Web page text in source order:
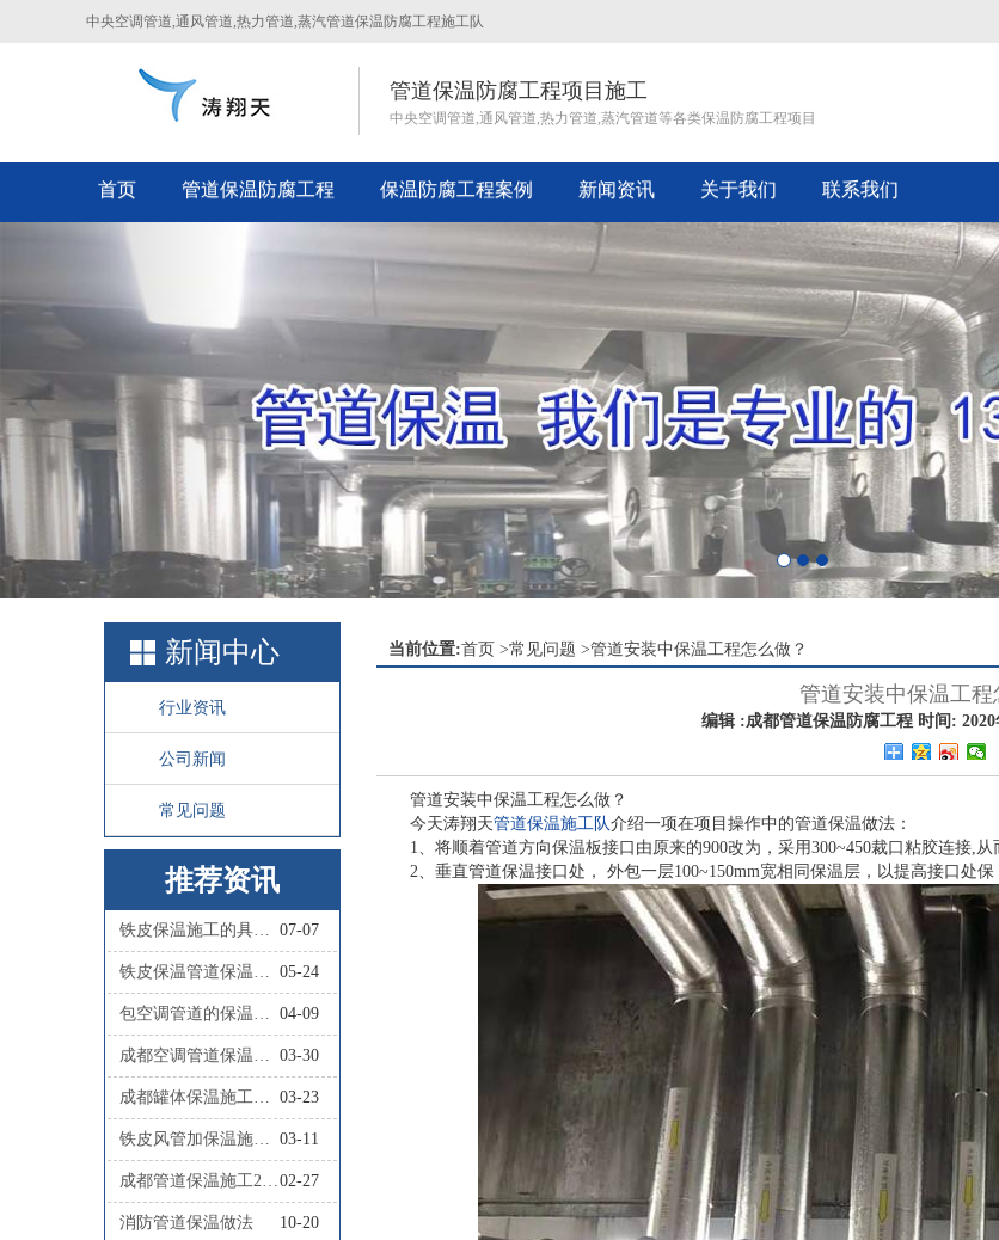
中央空调管道,通风管道,热力管道,蒸汽管道保温防腐工程施工队
管道保温防腐工程项目施工
中央空调管道,通风管道,热力管道,蒸汽管道等各类保温防腐工程项目
首页 管道保温防腐工程 保温防腐工程案例 新闻资讯 关于我们 联系我们
新闻中心
行业资讯
公司新闻
常见问题
推荐资讯
铁皮保温施工的具体步骤有哪些？ 07-07
铁皮保温管道保温施工的具体流程是怎样的？ 05-24
包空调管道的保温材料叫什么 04-09
成都空调管道保温施工队联系人 03-30
成都罐体保温施工队联系人 03-23
铁皮风管加保温施工怎么做 03-11
成都管道保温施工2026四川涛翔天管道保温施工02-27
消防管道保温做法 10-20
当前位置:首页 >常见问题 >管道安装中保温工程怎么做？
管道安装中保温工程
编辑 :成都管道保温防腐工程 时间: 2020
管道安装中保温工程怎么做？
今天涛翔天管道保温施工队介绍一项在项目操作中的管道保温做法：
1、将顺着管道方向保温板接口由原来的900改为，采用300~450裁口粘胶连接,从
2、垂直管道保温接口处， 外包一层100~150mm宽相同保温层，以提高接口处保